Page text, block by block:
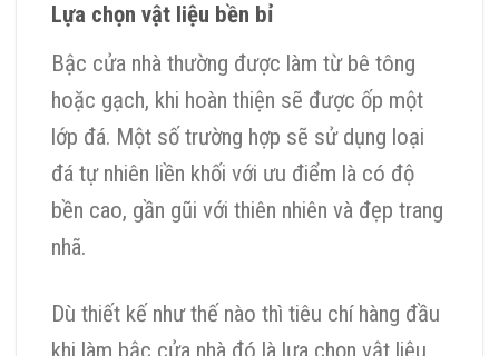
Lựa chọn vật liệu bền bỉ
Bậc cửa nhà thường được làm từ bê tông
hoặc gạch, khi hoàn thiện sẽ được ốp một
lớp đá. Một số trường hợp sẽ sử dụng loại
đá tự nhiên liền khối với ưu điểm là có độ
bền cao, gần gũi với thiên nhiên và đẹp trang
nhã.
Dù thiết kế như thế nào thì tiêu chí hàng đầu
khi làm bậc cửa nhà đó là lựa chọn vật liệu